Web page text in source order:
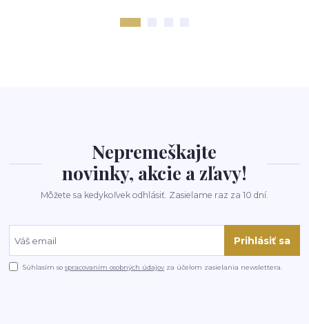
Nepremeškajte
novinky, akcie a zľavy!
Môžete sa kedykoľvek odhlásiť. Zasielame raz za 10 dní.
Prihlásiť sa
Súhlasím sospracovaním osobných údajov za účelom zasielania newslettera.